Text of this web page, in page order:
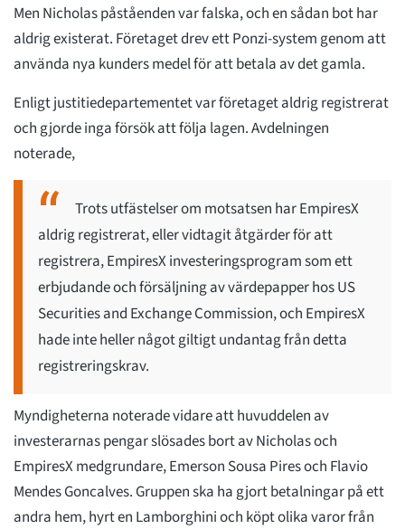
Men Nicholas påståenden var falska, och en sådan bot har
aldrig existerat. Företaget drev ett Ponzi-system genom att
använda nya kunders medel för att betala av det gamla.
Enligt justitiedepartementet var företaget aldrig registrerat
och gjorde inga försök att följa lagen. Avdelningen
noterade,
Trots utfästelser om motsatsen har EmpiresX
aldrig registrerat, eller vidtagit åtgärder för att
registrera, EmpiresX investeringsprogram som ett
erbjudande och försäljning av värdepapper hos US
Securities and Exchange Commission, och EmpiresX
hade inte heller något giltigt undantag från detta
registreringskrav.
Myndigheterna noterade vidare att huvuddelen av
investerarnas pengar slösades bort av Nicholas och
EmpiresX medgrundare, Emerson Sousa Pires och Flavio
Mendes Goncalves. Gruppen ska ha gjort betalningar på ett
andra hem, hyrt en Lamborghini och köpt olika varor från